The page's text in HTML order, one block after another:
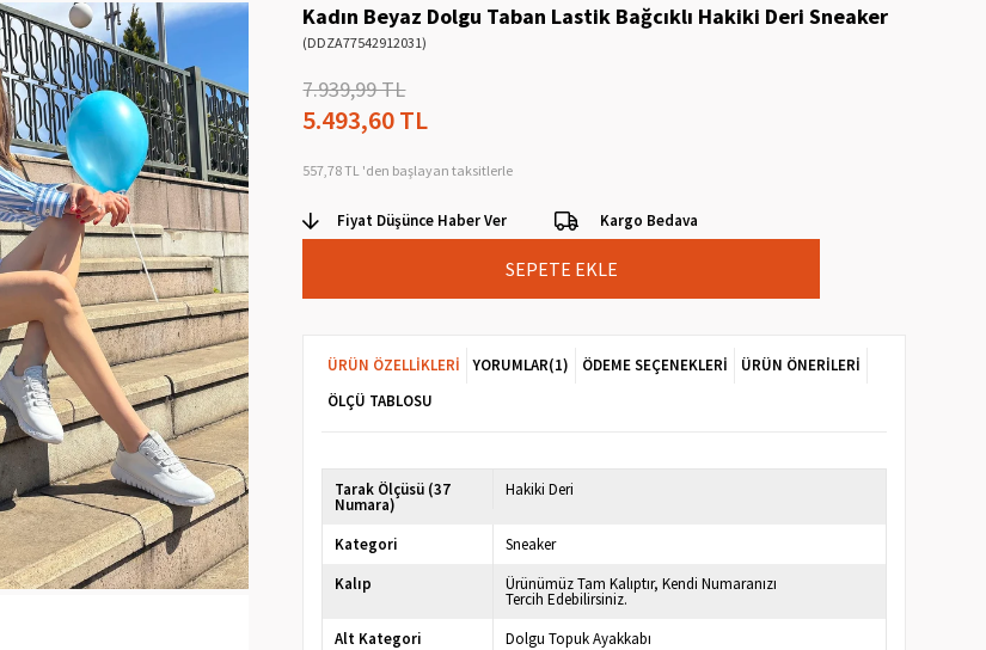
Kadın Beyaz Dolgu Taban Lastik Bağcıklı Hakiki Deri Sneaker
(DDZA77542912031)
7.939,99 TL
5.493,60 TL
557,78 TL 'den başlayan taksitlerle
Fiyat Düşünce Haber Ver Kargo Bedava
ÜRÜN ÖZELLIKLERI YORUMLAR(1) ÖDEME SEÇENEKLERI
ÜRÜN ÖNERILERI
ÖLÇÜ TABLOSU
Tarak Ölçüsü (37
Numara)
Hakiki Deri
Kategori
Sneaker
Kalıp
Ürünümüz Tam Kalıptır, Kendi Numaranızı
Tercih Edebilirsiniz.
Alt Kategori
Dolgu Topuk Ayakkabı